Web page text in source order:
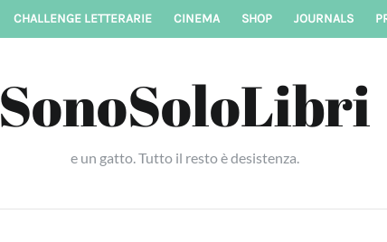
CHALLENGE LETTERARIE CINEMA SHOP JOURNALS
SonoSoloLibri
e un gatto. Tutto il resto è desistenza.